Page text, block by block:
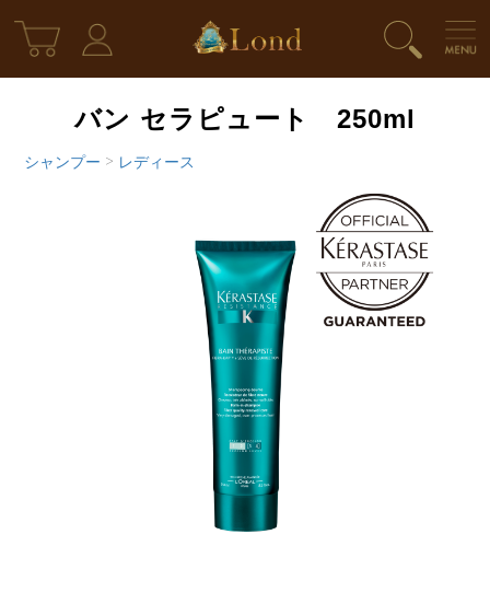
バン セラピュート 250ml
シャンプー > レディース